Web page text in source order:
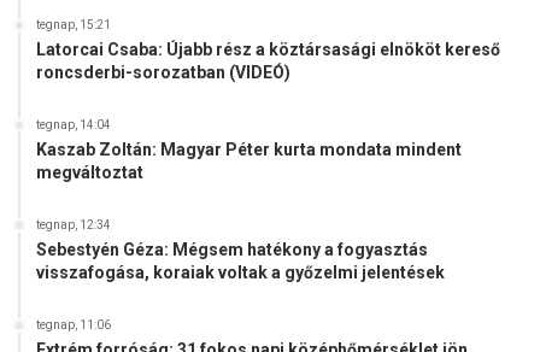
tegnap, 15:21
Latorcai Csaba: Újabb rész a köztársasági elnököt kereső
roncsderbi-sorozatban (VIDEÓ)
tegnap, 14:04
Kaszab Zoltán: Magyar Péter kurta mondata mindent
megváltoztat
tegnap, 12:34
Sebestyén Géza: Mégsem hatékony a fogyasztás
visszafogása, koraiak voltak a győzelmi jelentések
tegnap, 11:06